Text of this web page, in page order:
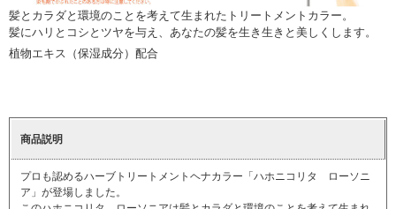
髪とカラダと環境のことを考えて生まれたトリートメントカラー。
髪にハリとコシとツヤを与え、あなたの髪を生き生きと美しくします。
植物エキス（保湿成分）配合
商品説明
プロも認めるハーブトリートメントヘナカラー「ハホニコリタ ローソニ
ア」が登場しました。